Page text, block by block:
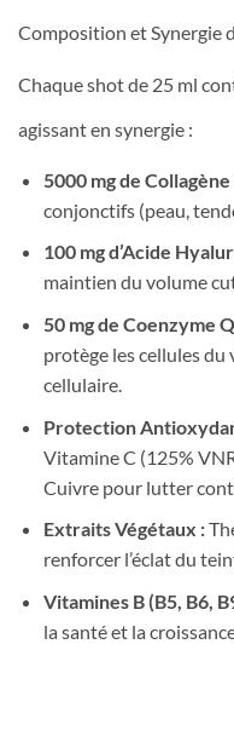
Composition et Synergie
Chaque shot de 25 ml
agissant en synergie :
5000 mg de
conjonctifs (peau,
100 mg d’Acide
maintien du volume
50 mg de Coenzyme
protège les cellules du
cellulaire.
Protection
Vitamine C (125%
Cuivre pour lutter
Extraits Végétaux :
renforcer l’éclat du
Vitamines B (B5, B6,
la santé et la